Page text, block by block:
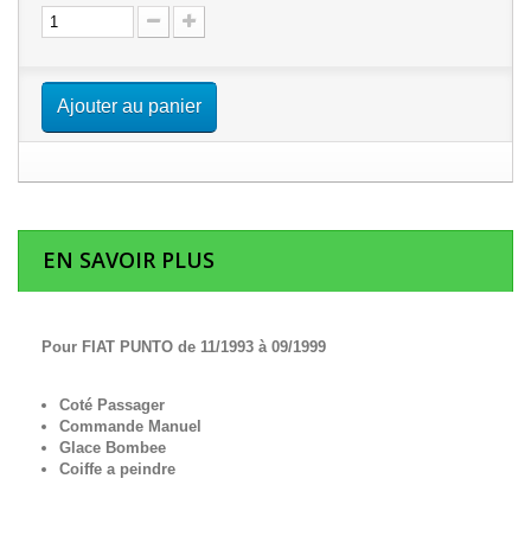
Ajouter au panier
EN SAVOIR PLUS
Pour FIAT PUNTO de 11/1993 à 09/1999
Coté Passager
Commande Manuel
Glace Bombee
Coiffe a peindre